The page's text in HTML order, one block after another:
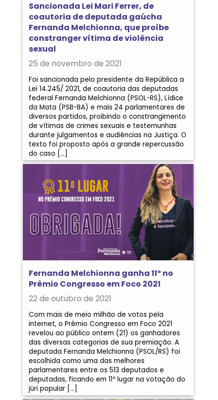
Sancionada Lei Mari Ferrer, de
coautoria de deputada gaúcha
Fernanda Melchionna, que proíbe
constranger vítima de violência
sexual
25 de novembro de 2021
Foi sancionada pelo presidente da República a
Lei 14.245/ 2021, de coautoria das deputadas
federal Fernanda Melchionna (PSOL-RS), Lídice
da Mata (PSB-BA) e mais 24 parlamentares de
diversos partidos, proibindo o constrangimento
de vítimas de crimes sexuais e testemunhas
durante julgamentos e audiências na Justiça. O
texto foi proposto após a grande repercussão
do caso […]
Fernanda Melchionna ganha 11º no
Prêmio Congresso em Foco 2021
22 de outubro de 2021
Com mais de meio milhão de votos pela
internet, o Prêmio Congresso em Foco 2021
revelou ao público ontem (21) os ganhadores
das diversas categorias de sua premiação. A
deputada Fernanda Melchionna (PSOL/RS) foi
escolhida como uma das melhores
parlamentares entre os 513 deputados e
deputadas, ficando em 11º lugar na votação do
júri popular […]